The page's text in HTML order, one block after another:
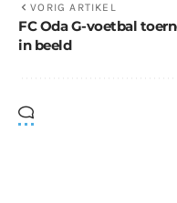
VORIG ARTIKEL
FC Oda G-voetbal
in beeld